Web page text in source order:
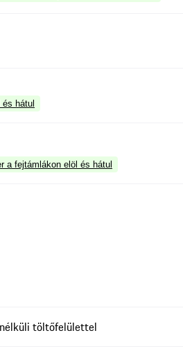
hátul
a fejtámlákon elöl és hátul
töltőfelülettel